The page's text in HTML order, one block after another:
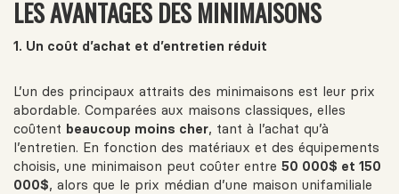
LES AVANTAGES DES MINIMAISONS
1. Un coût d’achat et d’entretien réduit
L’un des principaux attraits des minimaisons est leur prix
abordable. Comparées aux maisons classiques, elles
coûtent beaucoup moins cher, tant à l’achat qu’à
l’entretien. En fonction des matériaux et des équipements
choisis, une minimaison peut coûter entre 50 000$ et 150
000$, alors que le prix médian d’une maison unifamiliale